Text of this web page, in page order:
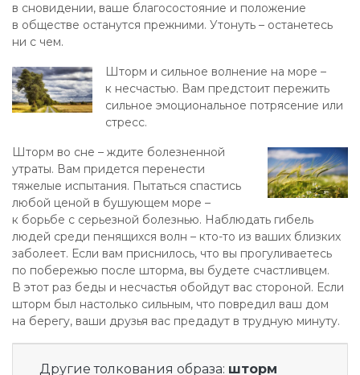
в сновидении, ваше благосостояние и положение
в обществе останутся прежними. Утонуть – останетесь
ни с чем.
Шторм и сильное волнение на море –
к несчастью. Вам предстоит пережить
сильное эмоциональное потрясение или
стресс.
Шторм во сне – ждите болезненной
утраты. Вам придется перенести
тяжелые испытания. Пытаться спастись
любой ценой в бушующем море –
к борьбе с серьезной болезнью. Наблюдать гибель
людей среди пенящихся волн – кто-то из ваших близких
заболеет. Если вам приснилось, что вы прогуливаетесь
по побережью после шторма, вы будете счастливцем.
В этот раз беды и несчастья обойдут вас стороной. Если
шторм был настолько сильным, что повредил ваш дом
на берегу, ваши друзья вас предадут в трудную минуту.
Другие толкования образа: шторм